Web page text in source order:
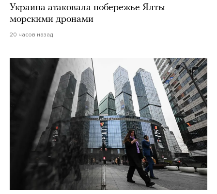
Украина атаковала побережье Ялты
морскими дронами
20 часов назад